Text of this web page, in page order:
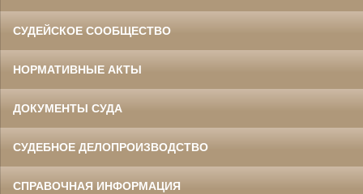
СУДЕЙСКОЕ СООБЩЕСТВО
НОРМАТИВНЫЕ АКТЫ
ДОКУМЕНТЫ СУДА
СУДЕБНОЕ ДЕЛОПРОИЗВОДСТВО
СПРАВОЧНАЯ ИНФОРМАЦИЯ